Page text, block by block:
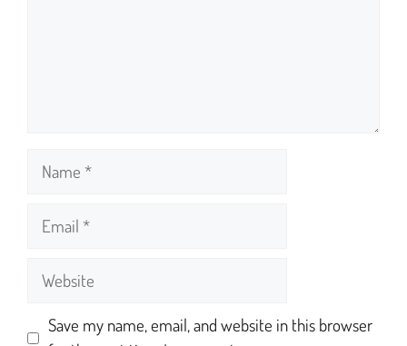
Save my name, email, and website in this browser